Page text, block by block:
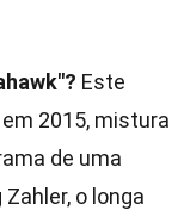
Este
2015, mistura
de uma
o longa